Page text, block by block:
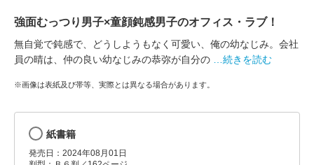
強面むっつり男子×童顔鈍感男子のオフィス・ラブ！
無自覚で鈍感で、どうしようもなく可愛い、俺の幼なじみ。会社
員の晴は、仲の良い幼なじみの恭弥が自分の
…続きを読む
※画像は表紙及び帯等、実際とは異なる場合があります。
紙書籍
発売日：2024年08月01日